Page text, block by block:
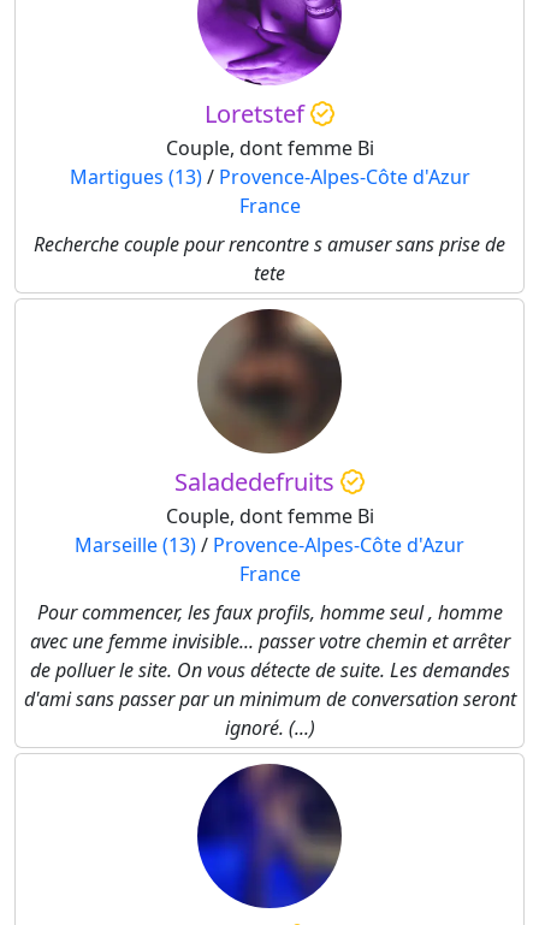
Loretstef
Couple, dont femme Bi
Martigues (13)/ Provence-Alpes-Côte d'Azur
France
Recherche couple pour rencontre s amuser sans prise de
tete
Saladedefruits
Couple, dont femme Bi
Marseille (13)/ Provence-Alpes-Côte d'Azur
France
Pour commencer, les faux profils, homme seul , homme
avec une femme invisible... passer votre chemin et arrêter
de polluer le site. On vous détecte de suite. Les demandes
d'ami sans passer par un minimum de conversation seront
ignoré. (...)